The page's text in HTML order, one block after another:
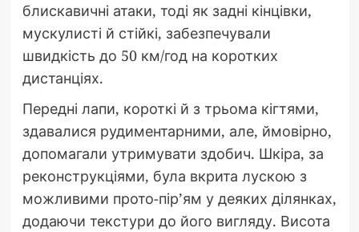
блискавичні атаки, тоді як задні кінцівки,
мускулисті й стійкі, забезпечували
швидкість до 50 км/год на коротких
дистанціях.
Передні лапи, короткі й з трьома кігтями,
здавалися рудиментарними, але, ймовірно,
допомагали утримувати здобич. Шкіра, за
реконструкціями, була вкрита лускою з
можливими прото-пір’ям у деяких ділянках,
додаючи текстури до його вигляду. Висота